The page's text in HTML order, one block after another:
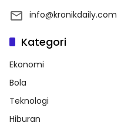
info@kronikdaily.com
Kategori
Ekonomi
Bola
Teknologi
Hiburan